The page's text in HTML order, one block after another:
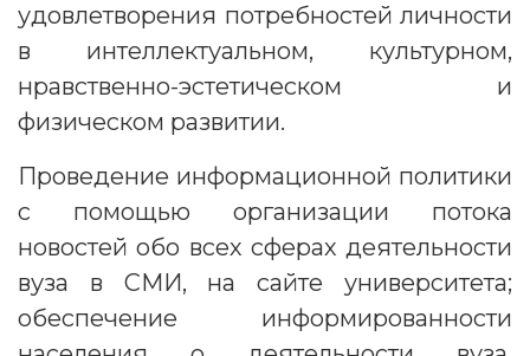
удовлетворения потребностей личности
в интеллектуальном, культурном,
нравственно-эстетическом и
физическом развитии.
Проведение информационной политики
с помощью организации потока
новостей обо всех сферах деятельности
вуза в СМИ, на сайте университета;
обеспечение информированности